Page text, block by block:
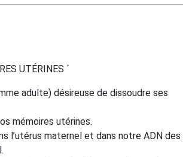
UTÉRINES ´
adulte) désireuse de dissoudre ses
mémoires utérines.
l’utérus maternel et dans notre ADN des